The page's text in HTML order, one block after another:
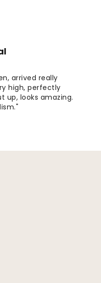
arrived really
high, perfectly
up, looks amazing.